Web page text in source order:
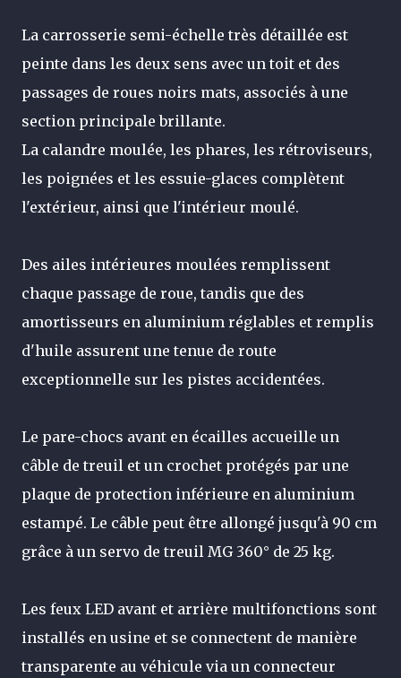
La carrosserie semi-échelle très détaillée est
peinte dans les deux sens avec un toit et des
passages de roues noirs mats, associés à une
section principale brillante.
La calandre moulée, les phares, les rétroviseurs,
les poignées et les essuie-glaces complètent
l'extérieur, ainsi que l'intérieur moulé.
Des ailes intérieures moulées remplissent
chaque passage de roue, tandis que des
amortisseurs en aluminium réglables et remplis
d'huile assurent une tenue de route
exceptionnelle sur les pistes accidentées.
Le pare-chocs avant en écailles accueille un
câble de treuil et un crochet protégés par une
plaque de protection inférieure en aluminium
estampé. Le câble peut être allongé jusqu'à 90 cm
grâce à un servo de treuil MG 360° de 25 kg.
Les feux LED avant et arrière multifonctions sont
installés en usine et se connectent de manière
transparente au véhicule via un connecteur